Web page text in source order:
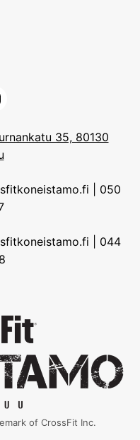
35, 80130
| 050
| 044
of CrossFit Inc.